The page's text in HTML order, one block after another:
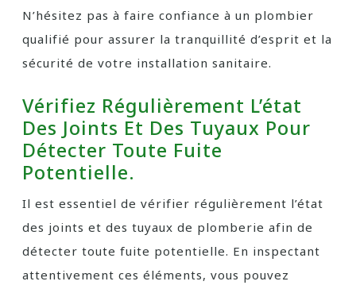
N’hésitez pas à faire confiance à un plombier
qualifié pour assurer la tranquillité d’esprit et la
sécurité de votre installation sanitaire.
Vérifiez Régulièrement L’état
Des Joints Et Des Tuyaux Pour
Détecter Toute Fuite
Potentielle.
Il est essentiel de vérifier régulièrement l’état
des joints et des tuyaux de plomberie afin de
détecter toute fuite potentielle. En inspectant
attentivement ces éléments, vous pouvez